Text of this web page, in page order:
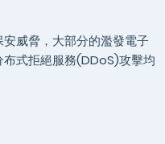
威脅，大部分的濫發電子
式拒絕服務(DDoS)攻擊均